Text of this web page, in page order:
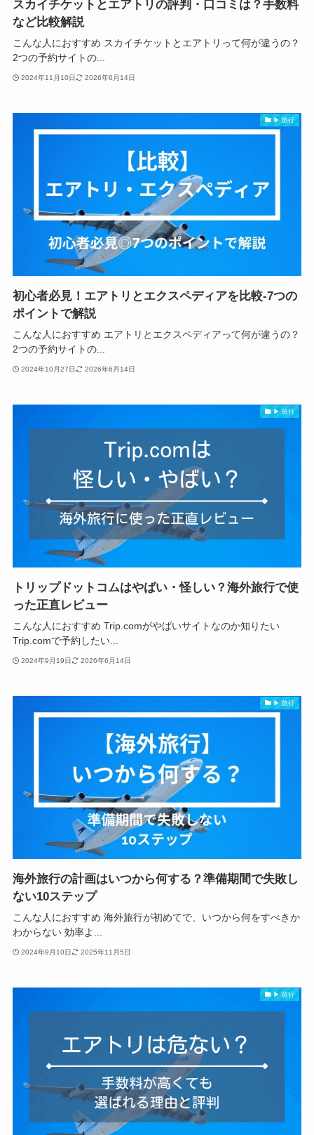
スカイチケットとエアトリの評判・口コミは？手数料
など比較解説
こんな人におすすめ スカイチケットとエアトリって何が違うの？
2つの予約サイトの...
2024年11月10日 2026年6月14日
▶ 旅行
初心者必見！エアトリとエクスペディアを比較-7つの
ポイントで解説
こんな人におすすめ エアトリとエクスペディアって何が違うの？
2つの予約サイトの...
2024年10月27日 2026年6月14日
▶ 旅行
トリップドットコムはやばい・怪しい？海外旅行で使
った正直レビュー
こんな人におすすめ Trip.comがやばいサイトなのか知りたい
Trip.comで予約したい...
2024年9月19日 2026年6月14日
▶ 旅行
海外旅行の計画はいつから何する？準備期間で失敗し
ない10ステップ
こんな人におすすめ 海外旅行が初めてで、いつから何をすべきか
わからない 効率よ...
2024年9月10日 2025年11月5日
▶ 旅行